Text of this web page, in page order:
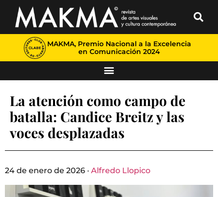
MAKMA, Premio Nacional a la Excelencia
en Comunicación 2024
La atención como campo de
batalla: Candice Breitz y las
voces desplazadas
24 de enero de 2026 · Alfredo Llopico